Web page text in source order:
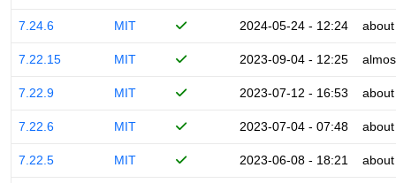
7.24.6 MIT 2024-05-24 - 12:24
7.22.15 MIT 2023-09-04 - 12:25
7.22.9 MIT 2023-07-12 - 16:53
7.22.6 MIT 2023-07-04 - 07:48
7.22.5 MIT 2023-06-08 - 18:21